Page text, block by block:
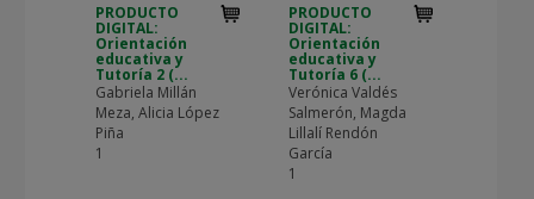
PRODUCTO
DIGITAL:
Orientación
educativa y
Tutoría 2 (...
Gabriela Millán
Meza, Alicia López
Piña
1
PRODUCTO
DIGITAL:
Orientación
educativa y
Tutoría 6 (...
Verónica Valdés
Salmerón, Magda
Lillalí Rendón
García
1